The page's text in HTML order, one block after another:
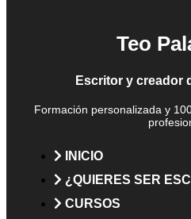
Teo
Escritor y creador
Formación personalizada y
INICIO
¿QUIERES SER
CURSOS